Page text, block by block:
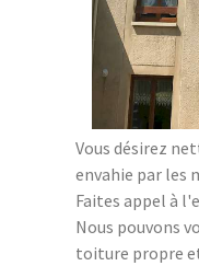
Vous désirez
envahie par les
Faites appel à
Nous pouvons
toiture propre